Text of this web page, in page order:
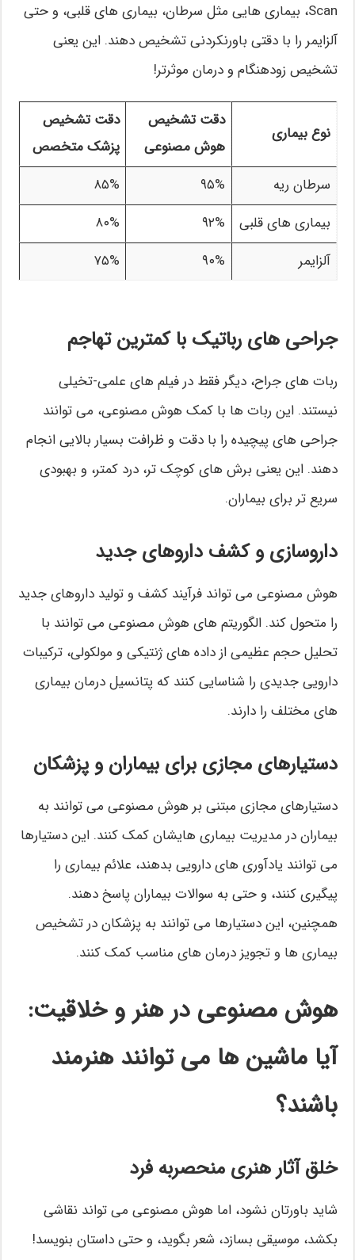
Scan، بیماری هایی مثل سرطان، بیماری های قلبی، و حتی
آلزایمر را با دقتی باورنکردنی تشخیص دهند. این یعنی
تشخیص زودهنگام و درمان موثرتر!
نوع بیماری
دقت تشخیص
هوش مصنوعی
دقت تشخیص
پزشک متخصص
سرطان ریه
۹۵%
۸۵%
بیماری های قلبی
۹۲%
۸۰%
آلزایمر
۹۰% ۷۵%
جراحی های رباتیک با کمترین تهاجم
ربات های جراح، دیگر فقط در فیلم های علمی-تخیلی
نیستند. این ربات ها با کمک هوش مصنوعی، می توانند
جراحی های پیچیده را با دقت و ظرافت بسیار بالایی انجام
دهند. این یعنی برش های کوچک تر، درد کمتر، و بهبودی
سریع تر برای بیماران.
داروسازی و کشف داروهای جدید
هوش مصنوعی می تواند فرآیند کشف و تولید داروهای جدید
را متحول کند. الگوریتم های هوش مصنوعی می توانند با
تحلیل حجم عظیمی از داده های ژنتیکی و مولکولی، ترکیبات
دارویی جدیدی را شناسایی کنند که پتانسیل درمان بیماری
های مختلف را دارند.
دستیارهای مجازی برای بیماران و پزشکان
دستیارهای مجازی مبتنی بر هوش مصنوعی می توانند به
بیماران در مدیریت بیماری هایشان کمک کنند. این دستیارها
می توانند یادآوری های دارویی بدهند، علائم بیماری را
پیگیری کنند، و حتی به سوالات بیماران پاسخ دهند.
همچنین، این دستیارها می توانند به پزشکان در تشخیص
بیماری ها و تجویز درمان های مناسب کمک کنند.
هوش مصنوعی در هنر و خلاقیت:
آیا ماشین ها می توانند هنرمند
باشند؟
خلق آثار هنری منحصربه فرد
شاید باورتان نشود، اما هوش مصنوعی می تواند نقاشی
بکشد، موسیقی بسازد، شعر بگوید، و حتی داستان بنویسد!